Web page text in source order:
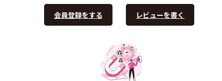
会員登録をする レビューを書く